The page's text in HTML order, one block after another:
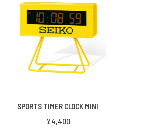
SPORTS TIMER CLOCK MINI
¥4,400